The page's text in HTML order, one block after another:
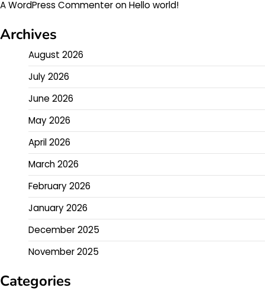
A WordPress CommenteronHello world!
Archives
August 2026
July 2026
June 2026
May 2026
April 2026
March 2026
February 2026
January 2026
December 2025
November 2025
Categories